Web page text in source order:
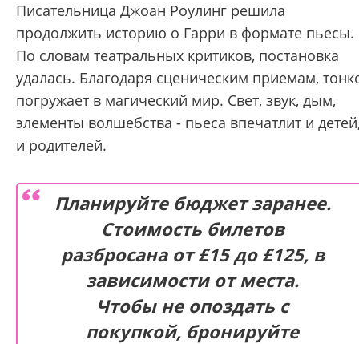
Писательница Джоан Роулинг решила
продолжить историю о Гарри в формате пьесы.
По словам театральных критиков, постановка
удалась. Благодаря сценическим приемам,
погружает в магический мир. Свет, звук, дым,
элементы волшебства - пьеса впечатлит и
и родителей.
Планируйте бюджет заранее.
Стоимость билетов
разбросана от £15 до £125, в
зависимости от места.
Чтобы не опоздать с
покупкой, бронируйте